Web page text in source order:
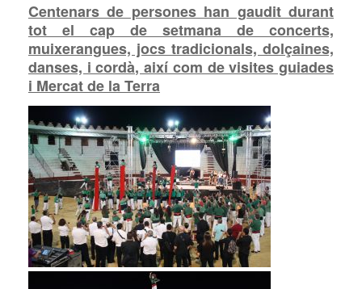
Centenars de persones han gaudit durant
tot el cap de setmana de concerts,
muixerangues, jocs tradicionals, dolçaines,
danses, i cordà, així com de visites guiades
i Mercat de la Terra